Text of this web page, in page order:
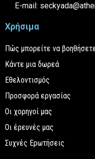
E-mail:
Χρήσιμα
Πώς μπορείτε να
Κάντε μια δωρεά
Εθελοντισμός
Προσφορά εργασίας
Οι χορηγοί μας
Οι έρευνές μας
Συχνές Ερωτήσεις